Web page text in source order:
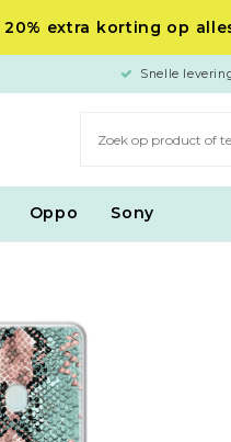
20% extra korting op
Snelle
Oppo Sony